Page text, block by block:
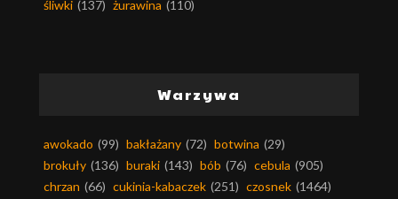
śliwki (137) żurawina (110)
Warzywa
awokado (99) bakłażany (72) botwina (29)
brokuły (136) buraki (143) bób (76) cebula (905)
chrzan (66) cukinia-kabaczek (251) czosnek (1464)